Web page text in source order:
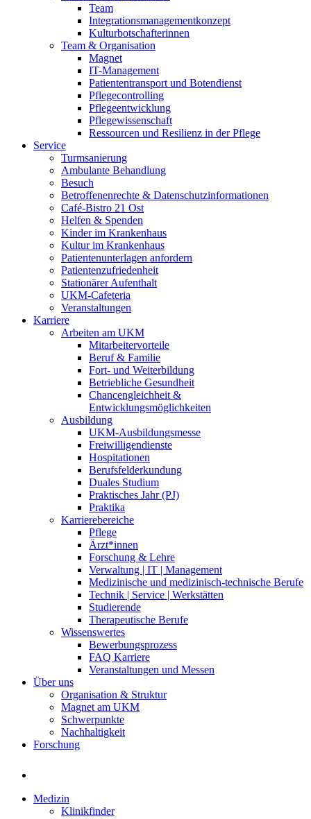
Team
Integrationsmanagementkonzept
Kulturbotschafterinnen
Team & Organisation
Magnet
IT-Management
Patiententransport und Botendienst
Pflegecontrolling
Pflegeentwicklung
Pflegewissenschaft
Ressourcen und Resilienz in der Pflege
Service
Turmsanierung
Ambulante Behandlung
Besuch
Betroffenenrechte & Datenschutzinformationen
Café-Bistro 21 Ost
Helfen & Spenden
Kinder im Krankenhaus
Kultur im Krankenhaus
Patientenunterlagen anfordern
Patientenzufriedenheit
Stationärer Aufenthalt
UKM-Cafeteria
Veranstaltungen
Karriere
Arbeiten am UKM
Mitarbeitervorteile
Beruf & Familie
Fort- und Weiterbildung
Betriebliche Gesundheit
Chancengleichheit &
Entwicklungsmöglichkeiten
Ausbildung
UKM-Ausbildungsmesse
Freiwilligendienste
Hospitationen
Berufsfelderkundung
Duales Studium
Praktisches Jahr (PJ)
Praktika
Karrierebereiche
Pflege
Ärzt*innen
Forschung & Lehre
Verwaltung | IT | Management
Medizinische und medizinisch-technische Berufe
Technik | Service | Werkstätten
Studierende
Therapeutische Berufe
Wissenswertes
Bewerbungsprozess
FAQ Karriere
Veranstaltungen und Messen
Über uns
Organisation & Struktur
Magnet am UKM
Schwerpunkte
Nachhaltigkeit
Forschung
Medizin
Klinikfinder